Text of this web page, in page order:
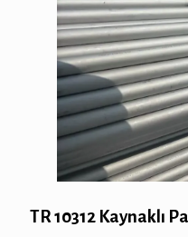
TR 10312 Kaynaklı